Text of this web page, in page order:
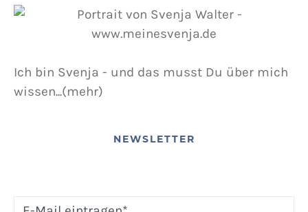
Ich bin Svenja - und das musst Du über mich
wissen...(mehr)
NEWSLETTER